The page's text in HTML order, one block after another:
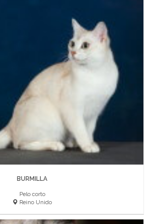
BURMILLA
Pelo corto
Reino Unido